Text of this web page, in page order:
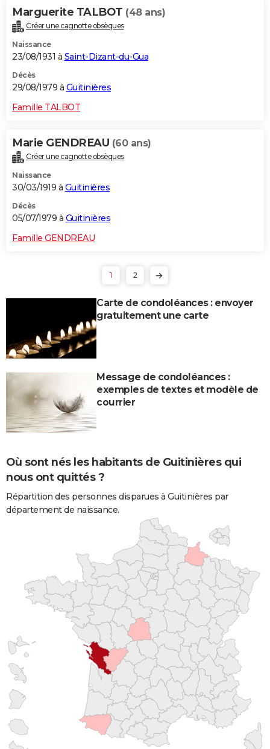
Marguerite TALBOT (48 ans)
Créer une cagnotte obsèques
Naissance
23/08/1931 à Saint-Dizant-du-Gua
Décès
29/08/1979 à Guitinières
Famille TALBOT
Marie GENDREAU (60 ans)
Créer une cagnotte obsèques
Naissance
30/03/1919 à Guitinières
Décès
05/07/1979 à Guitinières
Famille GENDREAU
1 2
Carte de condoléances : envoyer
gratuitement une carte
Message de condoléances :
exemples de textes et modèle de
courrier
Où sont nés les habitants de Guitinières qui
nous ont quittés ?
Répartition des personnes disparues à Guitinières par
département de naissance.